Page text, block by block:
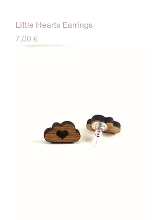
Little Hearts Earrings
Τιμή
7,00 €